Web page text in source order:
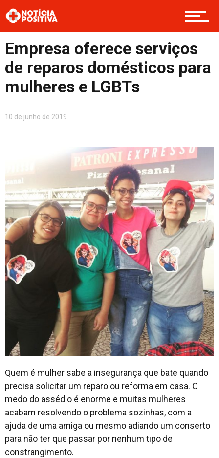
Opinião
Cultura
Contato
Empresa oferece serviços
de reparos domésticos para
mulheres e LGBTs
10 de junho de 2019
Quem é mulher sabe a insegurança que bate quando
precisa solicitar um reparo ou reforma em casa. O
medo do assédio é enorme e muitas mulheres
acabam resolvendo o problema sozinhas, com a
ajuda de uma amiga ou mesmo adiando um conserto
para não ter que passar por nenhum tipo de
constrangimento.